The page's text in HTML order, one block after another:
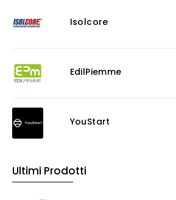
Isolcore
EdilPiemme
YouStart
Ultimi Prodotti